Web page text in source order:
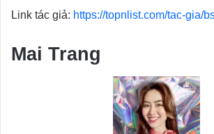
Link tác giả: https://topnlist.com/tac-gia/
Mai Trang